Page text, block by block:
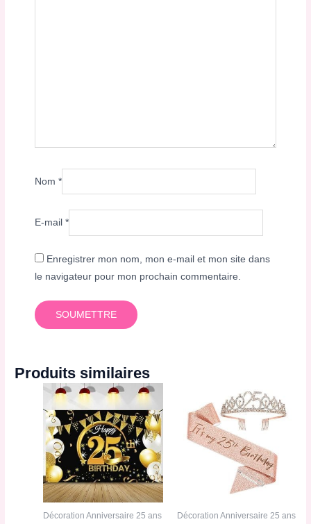
Nom*
E-mail*
Enregistrer mon nom, mon e-mail et mon site dans
le navigateur pour mon prochain commentaire.
Produits similaires
Décoration Anniversaire 25 ans Décoration Anniversaire 25 ans